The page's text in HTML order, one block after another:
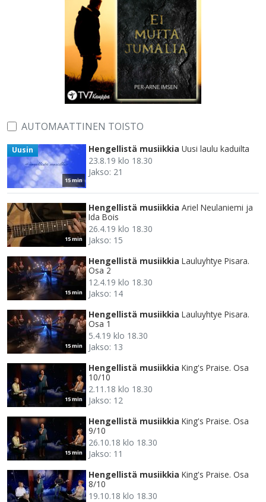
AUTOMAATTINEN TOISTO
15 min
Uusin Hengellistä musiikkia Uusi laulu kaduilta
23.8.19 klo 18.30
Jakso: 21
15 min
Hengellistä musiikkia Ariel Neulaniemi ja
Ida Bois
26.4.19 klo 18.30
Jakso: 15
15 min
Hengellistä musiikkia Lauluyhtye Pisara.
Osa 2
12.4.19 klo 18.30
Jakso: 14
15 min
Hengellistä musiikkia Lauluyhtye Pisara.
Osa 1
5.4.19 klo 18.30
Jakso: 13
15 min
Hengellistä musiikkia King's Praise. Osa
10/10
2.11.18 klo 18.30
Jakso: 12
15 min
Hengellistä musiikkia King's Praise. Osa
9/10
26.10.18 klo 18.30
Jakso: 11
Hengellistä musiikkia King's Praise. Osa
8/10
19.10.18 klo 18.30